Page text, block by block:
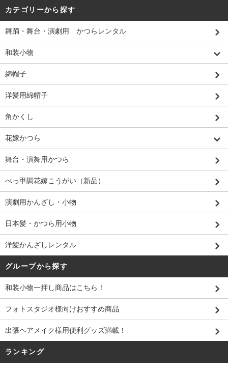
カテゴリーから探す
舞踊・舞台・演劇用 かつらレンタル
和装小物
綿帽子
洋髪用綿帽子
角かくし
花嫁かつら
舞台・演舞用かつら
べっ甲調花嫁こうがい（新品）
演劇用かんざし・小物
日本髪・かつら用小物
洋髪かんざしレンタル
グループから探す
和装小物一押し商品はこちら！
フォトスタジオ様向けおすすめ商品
出張ヘアメイク様用便利グッズ満載！
ランキング